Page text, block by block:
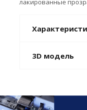
лакированные
3D модель